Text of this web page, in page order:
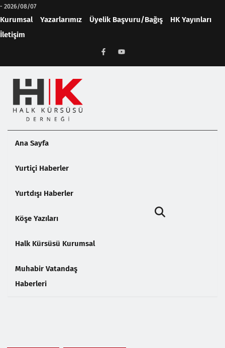
- 2026/08/07
Kurumsal Yazarlarımız Üyelik Başvuru/Bağış
HK Yayınları
İletişim
Ana Sayfa
Yurtiçi Haberler
Yurtdışı Haberler
Köşe Yazıları
Halk Kürsüsü Kurumsal
Muhabir Vatandaş
Haberleri